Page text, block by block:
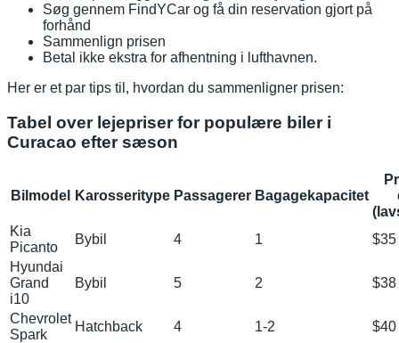
Søg gennem FindYCar og få din reservation gjort på
forhånd
Sammenlign prisen
Betal ikke ekstra for afhentning i lufthavnen.
Her er et par tips til, hvordan du sammenligner prisen:
Tabel over lejepriser for populære biler i
Curacao efter sæson
Bilmodel Karosseritype Passagerer Bagagekapacitet
Kia
Picanto
Bybil 4 1
$35
Hyundai
Grand
i10
Bybil 5 2 $38
Chevrolet
Spark
Hatchback 4 1-2
$40